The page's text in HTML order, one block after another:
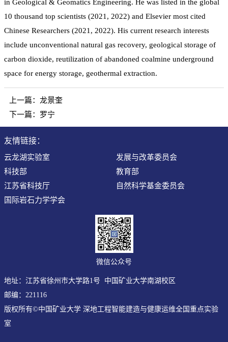
in Geological & Geomatics Engineering. He was listed in the global
10 thousand top scientists (2021, 2022) and Elsevier most cited
Chinese Researchers (2021, 2022). His current research interests
include unconventional natural gas recovery, geological storage of
carbon dioxide, reutilization of abandoned coalmine underground
space for energy storage, geothermal extraction.
上一篇： 龙景奎
下一篇： 罗宁
友情链接：
云龙湖实验室
发展与改革委员会
科技部
教育部
江苏省科技厅
自然科学基金委员会
国际岩石力学学会
微信公众号
地址：江苏省徐州市大学路1号 中国矿业大学南湖校区
邮编：221116
版权所有©中国矿业大学 深地工程智能建造与健康运维全国重点实验
室